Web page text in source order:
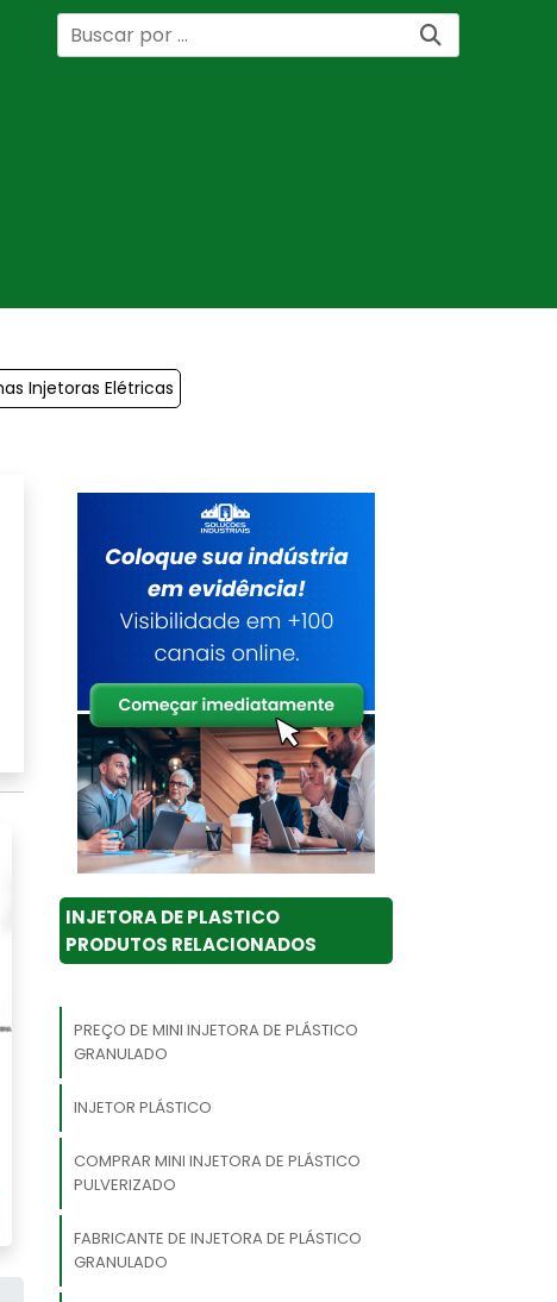
Injetoras Elétricas
INJETORA DE PLASTICO
PRODUTOS RELACIONADOS
PREÇO DE MINI INJETORA DE PLÁSTICO
GRANULADO
INJETOR PLÁSTICO
COMPRAR MINI INJETORA DE PLÁSTICO
PULVERIZADO
FABRICANTE DE INJETORA DE PLÁSTICO
GRANULADO